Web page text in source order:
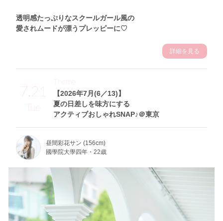
透明感たっぷりなスクールガール風の
愛されムードが漂うプレッピーに♡
詳細を見る
7.21
Tue
【2026年7月(6／13)】
夏の日差しを味方にする
アクティブおしゃれSNAP♪＠東京
Theme
昼間彩花サン (156cm)
國學院大學四年・22歳